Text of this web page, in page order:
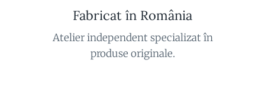
Fabricat în România
Atelier independent specializat în
produse originale.